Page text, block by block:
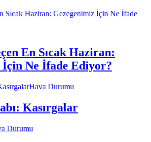
En Sıcak Haziran:
İçin Ne İfade Ediyor?
Hava Durumu
Kasırgalar
Durumu